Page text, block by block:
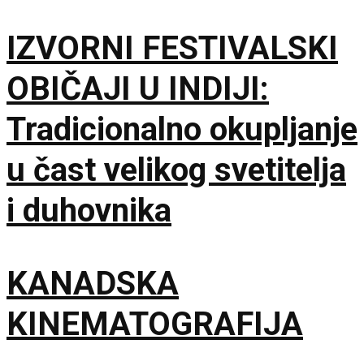
demonstranti, građani i
policija zbog rada kafića
subotom
IZVORNI FESTIVALSKI
OBIČAJI U INDIJI:
Tradicionalno okupljanje
u čast velikog svetitelja
i duhovnika
KANADSKA
KINEMATOGRAFIJA